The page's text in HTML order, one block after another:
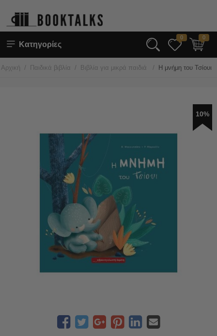
Κατηγορίες
0 0
Αρχική / Παιδικά βιβλία / Βιβλία για μικρά παιδιά / Η μνήμη του Τσίουι
10%